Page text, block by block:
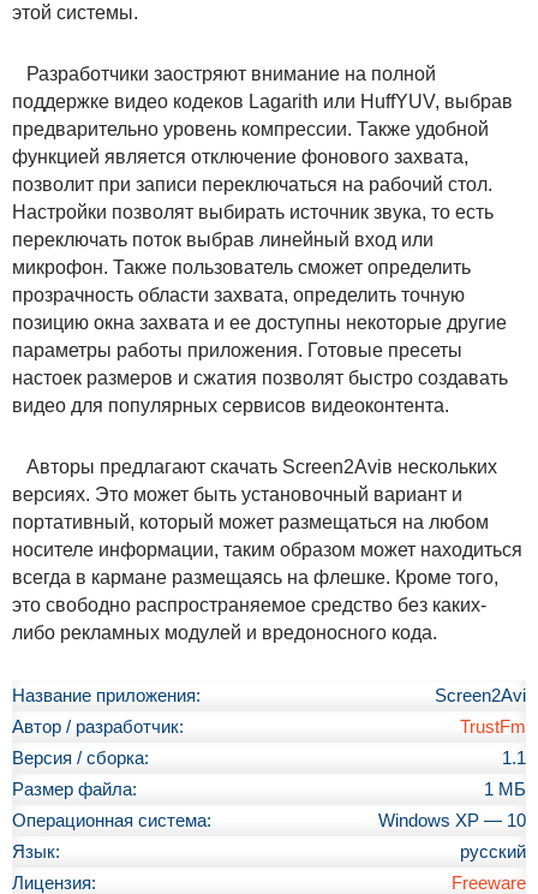
этой системы.
Разработчики заостряют внимание на полной
поддержке видео кодеков Lagarith или HuffYUV, выбрав
предварительно уровень компрессии. Также удобной
функцией является отключение фонового захвата,
позволит при записи переключаться на рабочий стол.
Настройки позволят выбирать источник звука, то есть
переключать поток выбрав линейный вход или
микрофон. Также пользователь сможет определить
прозрачность области захвата, определить точную
позицию окна захвата и ее доступны некоторые другие
параметры работы приложения. Готовые пресеты
настоек размеров и сжатия позволят быстро создавать
видео для популярных сервисов видеоконтента.
Авторы предлагают скачать Screen2Aviв нескольких
версиях. Это может быть установочный вариант и
портативный, который может размещаться на любом
носителе информации, таким образом может находиться
всегда в кармане размещаясь на флешке. Кроме того,
это свободно распространяемое средство без каких-
либо рекламных модулей и вредоносного кода.
Название приложения:
Screen2Avi
Автор / разработчик:
TrustFm
Версия / сборка:
1.1
Размер файла:
1 МБ
Операционная система:
Windows XP — 10
Язык:
русский
Лицензия:
Freeware